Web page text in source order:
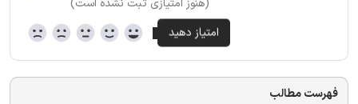
(هنوز امتیازی ثبت نشده است)
فهرست مطالب